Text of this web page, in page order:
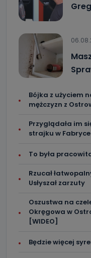
Bójka z użyciem
mężczyzn z
Przyglądała im
strajku w
To była
Rzucał
Usłyszał zarzuty
Oszustwa na
Okręgowa w
[WIDEO]
Będzie więcej